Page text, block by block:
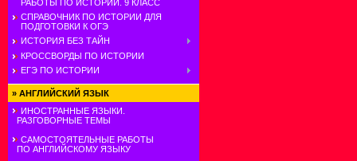
РАБОТЫ ПО ИСТОРИИ. 9 КЛАСС
СПРАВОЧНИК ПО ИСТОРИИ ДЛЯ
ПОДГОТОВКИ К ОГЭ
ИСТОРИЯ БЕЗ ТАЙН
КРОССВОРДЫ ПО ИСТОРИИ
ЕГЭ ПО ИСТОРИИ
» АНГЛИЙСКИЙ ЯЗЫК
ИНОСТРАННЫЕ ЯЗЫКИ.
РАЗГОВОРНЫЕ ТЕМЫ
САМОСТОЯТЕЛЬНЫЕ РАБОТЫ
ПО АНГЛИЙСКОМУ ЯЗЫКУ